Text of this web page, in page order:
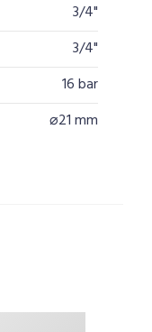
3/4"
3/4"
16 bar
⌀21 mm